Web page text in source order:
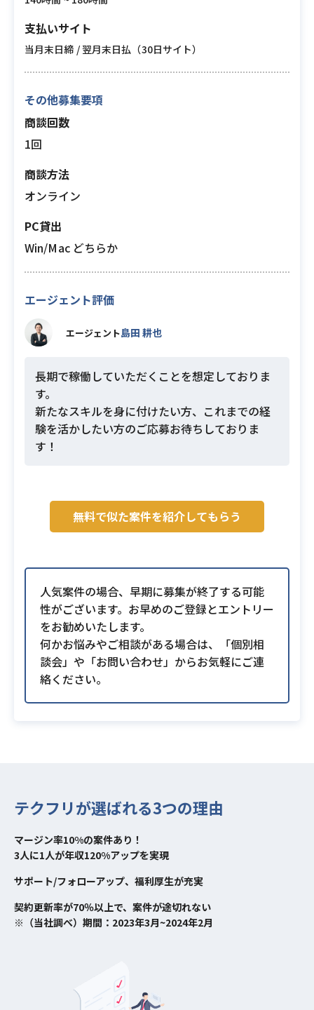
支払いサイト
当月末日締 / 翌月末日払（30日サイト）
その他募集要項
商談回数
1回
商談方法
オンライン
PC貸出
Win/Mac どちらか
エージェント評価
エージェント島田 耕也
長期で稼働していただくことを想定しておりま
す。
新たなスキルを身に付けたい方、これまでの経
験を活かしたい方のご応募お待ちしておりま
す！
無料で似た案件を紹介してもらう
人気案件の場合、早期に募集が終了する可能
性がございます。お早めのご登録とエントリー
をお勧めいたします。
何かお悩みやご相談がある場合は、「個別相
談会」や「お問い合わせ」からお気軽にご連
絡ください。
テクフリが選ばれる3つの理由
マージン率10%の案件あり！
3人に1人が年収120%アップを実現
サポート/フォローアップ、福利厚生が充実
契約更新率が70％以上で、案件が途切れない
※（当社調べ）期間：2023年3月~2024年2月